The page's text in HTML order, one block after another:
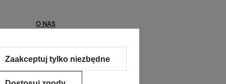
O NAS
Kontakt
O nas
Zaakceptuj tylko niezbędne